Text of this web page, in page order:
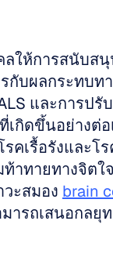
ให้การสนับส
กับผลกระทบท
และการปรั
เกิดขึ้นอย่างต่
คเรื้อรังและโ
ท้าทายทางจิตใ
ะสมอง brain
ารถเสนอกลยุ